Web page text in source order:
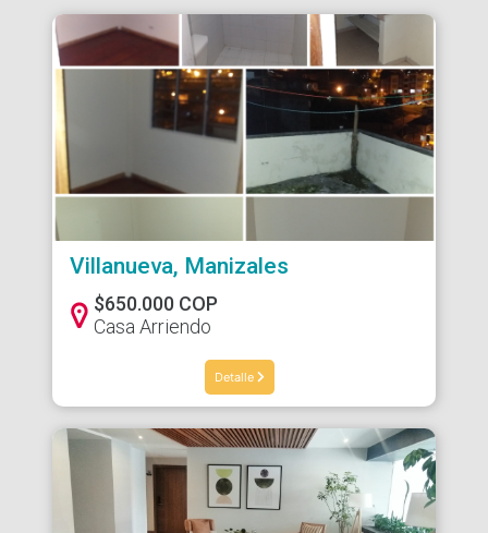
Villanueva, Manizales
$650.000 COP
Casa Arriendo
Detalle